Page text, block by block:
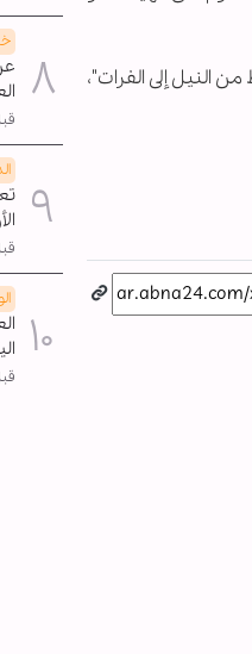
النيل إلى الفرات"،
قبل 2
قبل 2
قبل 3